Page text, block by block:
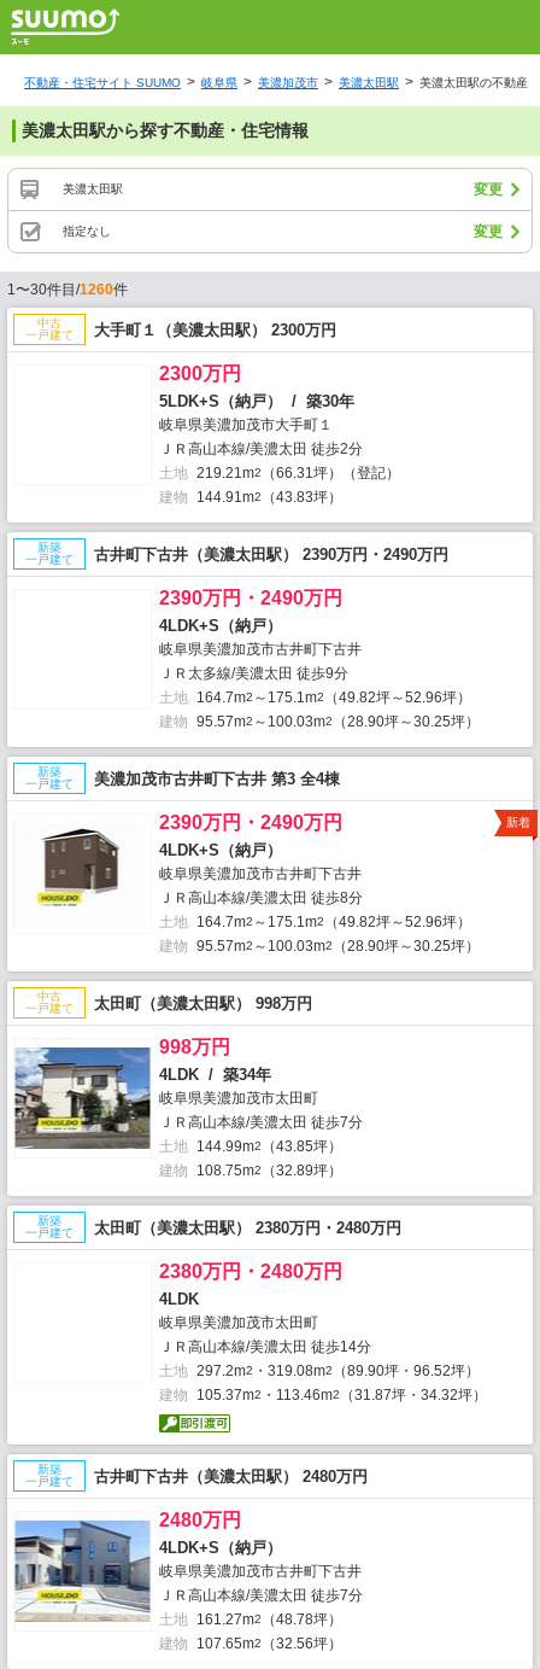
不動産・住宅サイト SUUMO 岐阜県 美濃加茂市 美濃太田駅 美濃太田駅の不動産
美濃太田駅から探す不動産・住宅情報
美濃太田駅 変更
指定なし 変更
1〜30件目/1260件
中古
一戸建て
大手町１（美濃太田駅） 2300万円
2300万円
5LDK+S（納戸） / 築30年
岐阜県美濃加茂市大手町１
ＪＲ高山本線/美濃太田 徒歩2分
土地 219.21m2
（66.31坪）（登記）
建物
144.91m2 （43.83坪）
新築
一戸建て
古井町下古井（美濃太田駅） 2390万円・2490万円
2390万円・2490万円
4LDK+S（納戸）
岐阜県美濃加茂市古井町下古井
ＪＲ太多線/美濃太田 徒歩9分
土地 164.7m2 ～175.1m2
（49.82坪～52.96坪）
建物 95.57m2 ～100.03m2 （28.90坪～30.25坪）
新築
一戸建て
美濃加茂市古井町下古井 第3 全4棟
2390万円・2490万円
4LDK+S（納戸）
岐阜県美濃加茂市古井町下古井
ＪＲ高山本線/美濃太田 徒歩8分
土地 164.7m2 ～175.1m2
（49.82坪～52.96坪）
建物 95.57m2 ～100.03m2 （28.90坪～30.25坪）
新着
中古
一戸建て
太田町（美濃太田駅） 998万円
998万円
4LDK / 築34年
岐阜県美濃加茂市太田町
ＪＲ高山本線/美濃太田 徒歩7分
土地 144.99m2
（43.85坪）
建物
108.75m2 （32.89坪）
新築
一戸建て
太田町（美濃太田駅） 2380万円・2480万円
2380万円・2480万円
4LDK
岐阜県美濃加茂市太田町
ＪＲ高山本線/美濃太田 徒歩14分
土地 297.2m2 ・319.08m2
（89.90坪・96.52坪）
建物
105.37m2 ・113.46m2 （31.87坪・34.32坪）
新築
一戸建て
古井町下古井（美濃太田駅） 2480万円
2480万円
4LDK+S（納戸）
岐阜県美濃加茂市古井町下古井
ＪＲ高山本線/美濃太田 徒歩7分
土地 161.27m2
（48.78坪）
建物
107.65m2 （32.56坪）